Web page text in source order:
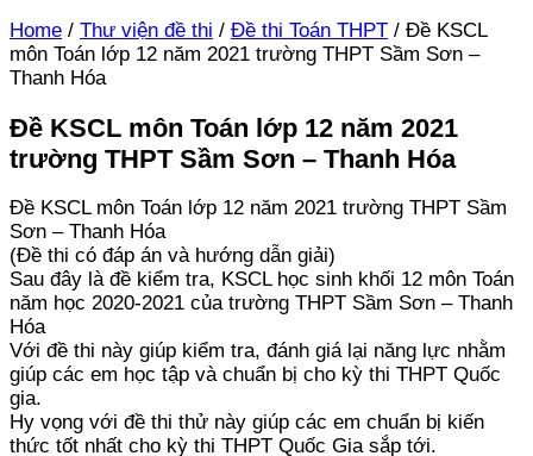
Home / Thư viện đề thi / Đề thi Toán THPT / Đề KSCL
môn Toán lớp 12 năm 2021 trường THPT Sầm Sơn –
Thanh Hóa
Đề KSCL môn Toán lớp 12 năm 2021
trường THPT Sầm Sơn – Thanh Hóa
Đề KSCL môn Toán lớp 12 năm 2021 trường THPT Sầm
Sơn – Thanh Hóa
(Đề thi có đáp án và hướng dẫn giải)
Sau đây là đề kiểm tra, KSCL học sinh khối 12 môn Toán
năm học 2020-2021 của trường THPT Sầm Sơn – Thanh
Hóa
Với đề thi này giúp kiểm tra, đánh giá lại năng lực nhằm
giúp các em học tập và chuẩn bị cho kỳ thi THPT Quốc
gia.
Hy vọng với đề thi thử này giúp các em chuẩn bị kiến
thức tốt nhất cho kỳ thi THPT Quốc Gia sắp tới.